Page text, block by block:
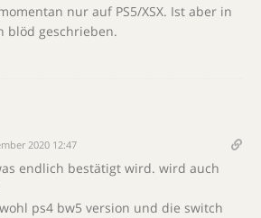
nur auf PS5/XSX. Ist aber in
blöd geschrieben.
2020 12:47
endlich bestätigt wird. wird auch
ps4 bw5 version und die switch